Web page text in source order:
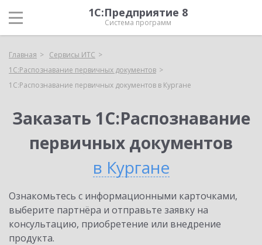
1С:Предприятие 8
Система программ
Главная
Сервисы ИТС
1С:Распознавание первичных документов
1С:Распознавание первичных документов в Кургане
Заказать 1С:Распознавание
первичных документов
в Кургане
Ознакомьтесь с информационными карточками,
выберите партнёра и отправьте заявку на
консультацию, приобретение или внедрение
продукта.